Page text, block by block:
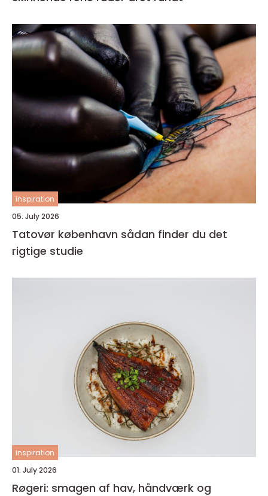
inspiration
05. July 2026
Tatovør københavn sådan finder du det
rigtige studie
inspiration
01. July 2026
Røgeri: smagen af hav, håndværk og